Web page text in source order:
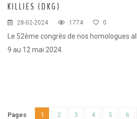
KILLIES (DKG)
28-02-2024 1774 0
Le 52ème congrès de nos homologues
9 au 12 mai 2024.
Pages 1 2 3 4 5 6